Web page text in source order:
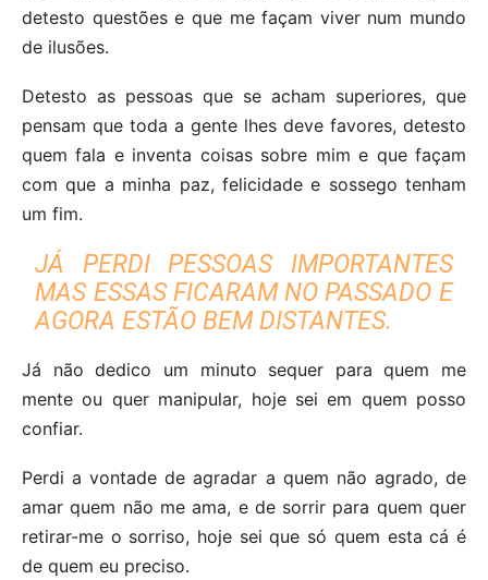
detesto questões e que me façam viver num mundo
de ilusões.
Detesto as pessoas que se acham superiores, que
pensam que toda a gente lhes deve favores, detesto
quem fala e inventa coisas sobre mim e que façam
com que a minha paz, felicidade e sossego tenham
um fim.
JÁ PERDI PESSOAS IMPORTANTES
MAS ESSAS FICARAM NO PASSADO E
AGORA ESTÃO BEM DISTANTES.
Já não dedico um minuto sequer para quem me
mente ou quer manipular, hoje sei em quem posso
confiar.
Perdi a vontade de agradar a quem não agrado, de
amar quem não me ama, e de sorrir para quem quer
retirar-me o sorriso, hoje sei que só quem esta cá é
de quem eu preciso.